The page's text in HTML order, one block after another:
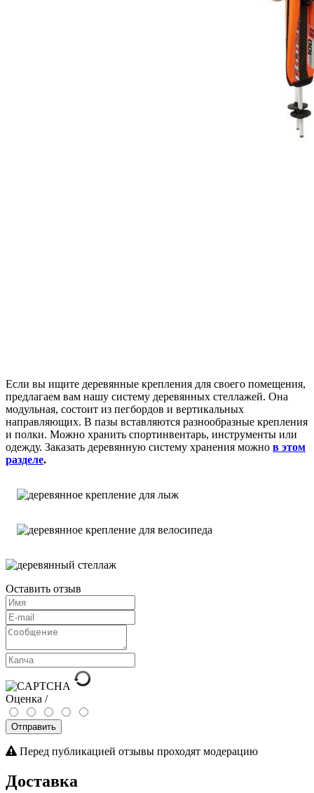
Если вы ищите деревянные крепления для своего помещения,
предлагаем вам нашу систему деревянных стеллажей. Она
модульная, состоит из пегбордов и вертикальных
направляющих. В пазы вставляются разнообразные крепления
и полки. Можно хранить спортинвентарь, инструменты или
одежду. Заказать деревянную систему хранения можно в этом
разделе.
Оставить отзыв
Оценка /
Отправить
Перед публикацией отзывы проходят модерацию
Доставка